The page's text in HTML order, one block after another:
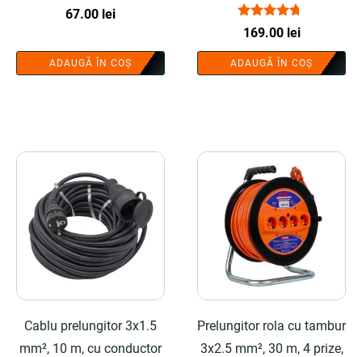
protectie - COBI SMART®
67.00 lei
ADAUGĂ ÎN COȘ
ergonomic - COBI
SMART®
Evaluat la
4.56
din 5
169.00 lei
ADAUGĂ ÎN COȘ
Cablu prelungitor 3x1.5
mm², 10 m, cu conductor
Prelungitor rola cu tambur
3x2.5 mm², 30 m, 4 prize,